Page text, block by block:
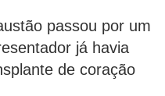
passou por um
já havia
de coração